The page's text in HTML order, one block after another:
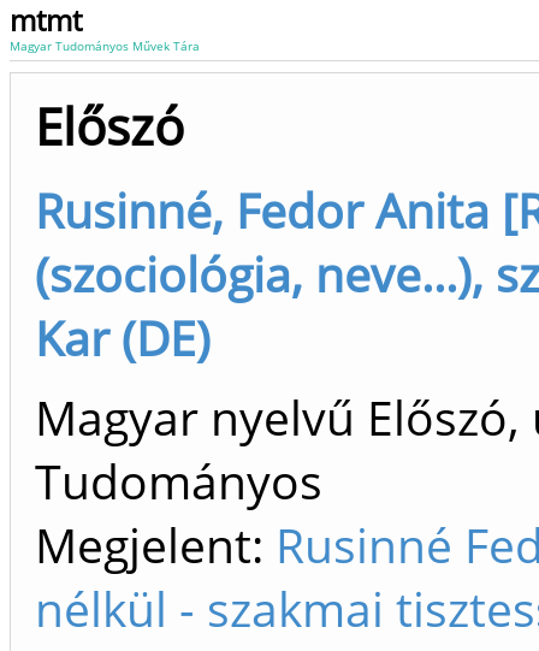
mtmt
Magyar Tudományos Művek Tára
Előszó
Rusinné, Fedor Anita
(szociológia, neve...),
Kar (DE)
Magyar nyelvű
Tudományos
Megjelent: Rusinné
nélkül - szakmai